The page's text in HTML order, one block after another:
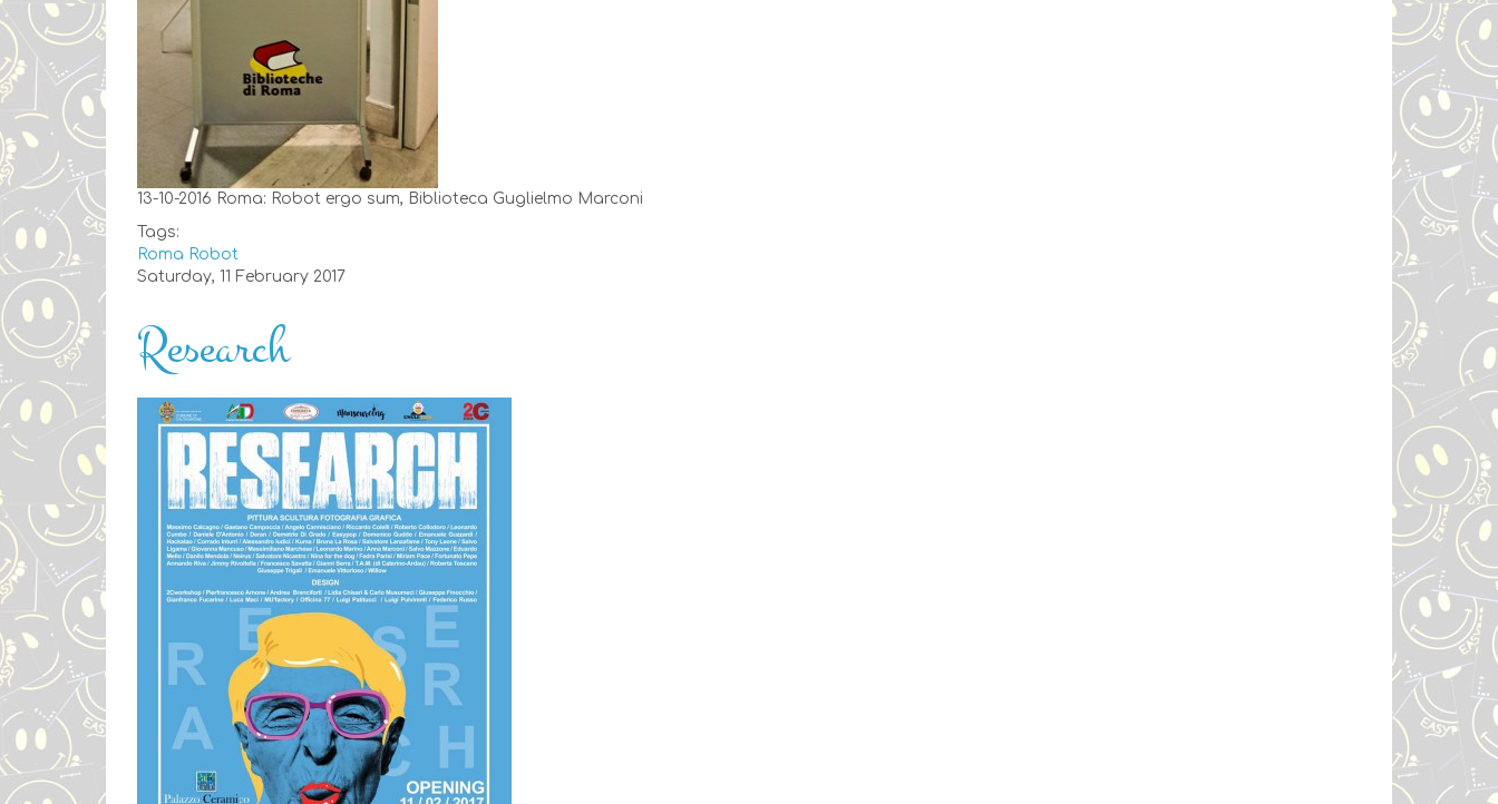
13-10-2016 Roma: Robot ergo sum, Biblioteca Guglielmo Marconi
Tags:
Roma Robot
Saturday, 11 February 2017
Research